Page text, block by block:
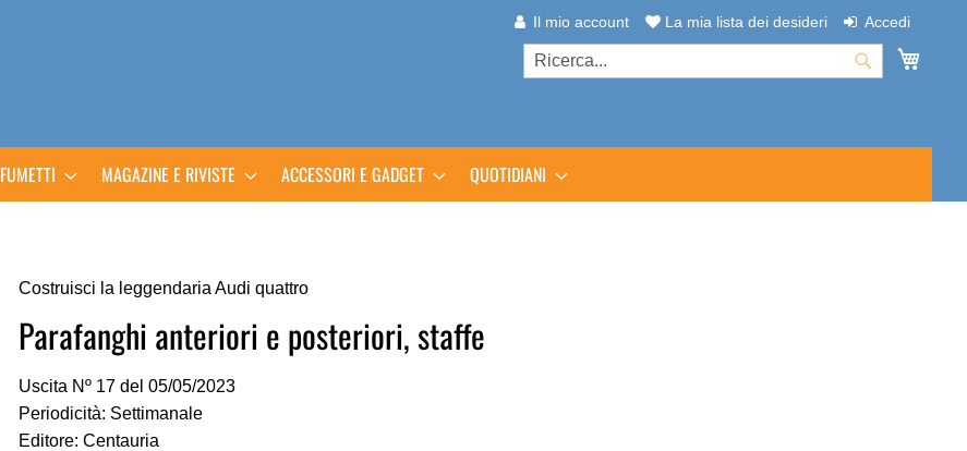
Il mio account La mia lista dei desideri Accedi
Cerca
FUMETTI MAGAZINE E RIVISTE ACCESSORI E GADGET QUOTIDIANI
Costruisci la leggendaria Audi quattro
Parafanghi anteriori e posteriori, staffe
Uscita Nº 17 del 05/05/2023
Periodicità: Settimanale
Editore: Centauria